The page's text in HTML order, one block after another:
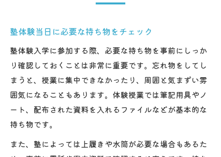
塾体験当日に必要な持ち物をチェック
塾体験入学に参加する際、必要な持ち物を事前にしっか
り確認しておくことは非常に重要です。忘れ物をしてし
まうと、授業に集中できなかったり、周囲と気まずい雰
囲気になることもあります。体験授業では筆記用具やノ
ート、配布された資料を入れるファイルなどが基本的な
持ち物です。
また、塾によっては上履きや水筒が必要な場合もあるた